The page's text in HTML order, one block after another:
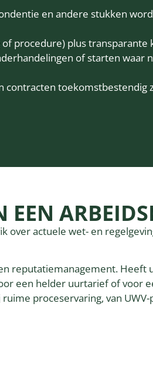
en andere stukken
procedure) plus transparante
of starten waar
contracten toekomstbestendig
over actuele wet- en
reputatiemanagement. Heeft u
een helder uurtarief of voor
proceservaring, van